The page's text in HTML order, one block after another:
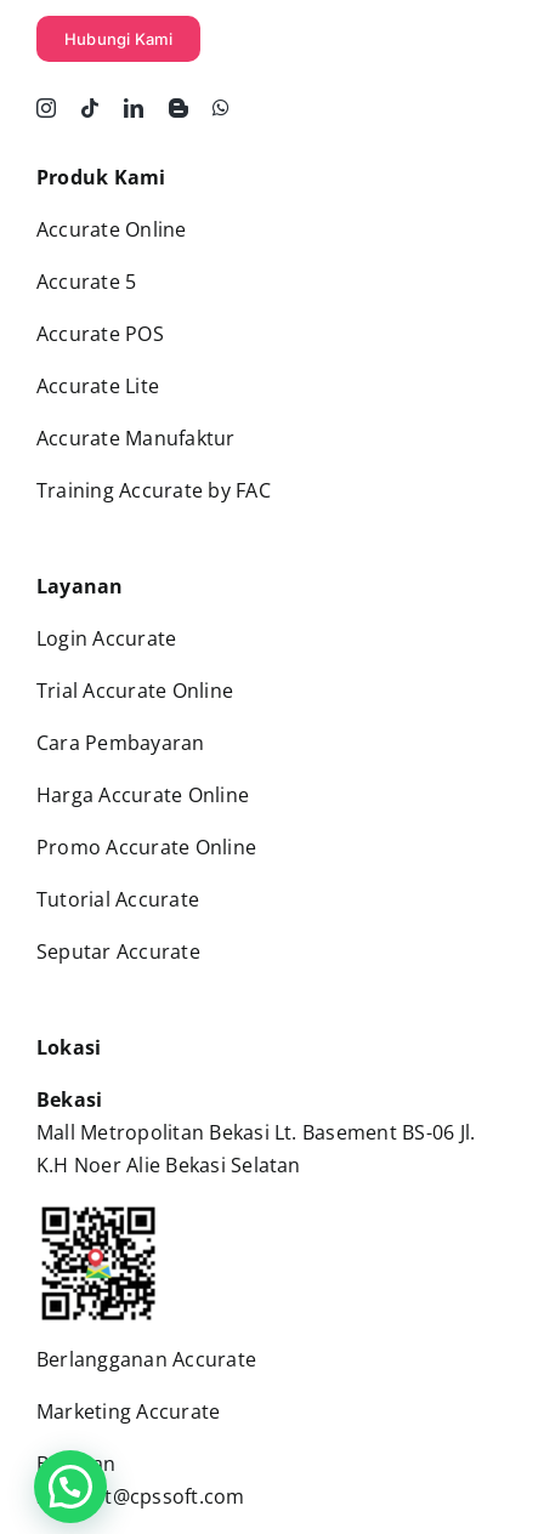
Hubungi Kami
Produk Kami
Accurate Online
Accurate 5
Accurate POS
Accurate Lite
Accurate Manufaktur
Training Accurate by FAC
Layanan
Login Accurate
Trial Accurate Online
Cara Pembayaran
Harga Accurate Online
Promo Accurate Online
Tutorial Accurate
Seputar Accurate
Lokasi
Bekasi
Mall Metropolitan Bekasi Lt. Basement BS-06 Jl.
K.H Noer Alie Bekasi Selatan
Berlangganan Accurate
Marketing Accurate
Bantuan
support@cpssoft.com